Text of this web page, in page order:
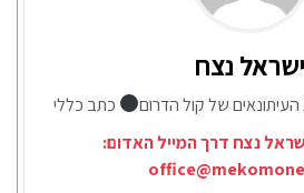
ישראל נצח
של קול הדרום
כתב כללי
נצח דרך המייל האדום: